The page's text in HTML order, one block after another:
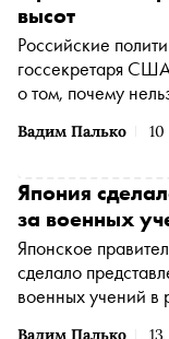
Вадим Палько
высот
Российские
госсекретаря
о том, почему
Крыма
Вадим Палько 13
Япония
за военных
Японское
сделало
военных учений в